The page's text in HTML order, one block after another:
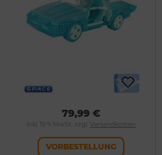
79,99 €
inkl. 19 % MwSt. zzgl. Versandkosten
VORBESTELLUNG